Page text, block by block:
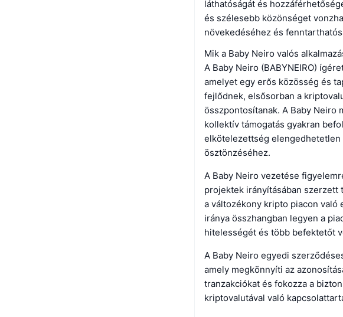
láthatóságát és
és szélesebb közönséget
növekedéséhez és
Mik a Baby Neiro valós
A Baby Neiro (BABYNEIRO)
amelyet egy erős közösség és
fejlődnek, elsősorban a
összpontosítanak. A Baby Neiro
kollektív támogatás gyakran
elkötelezettség elengedhetetlen
ösztönzéséhez.
A Baby Neiro vezetése
projektek irányításában szerzett
a változékony kripto piacon való
iránya összhangban legyen a
hitelességét és több befektetőt
A Baby Neiro egyedi
amely megkönnyíti az
tranzakciókat és fokozza a
kriptovalutával való